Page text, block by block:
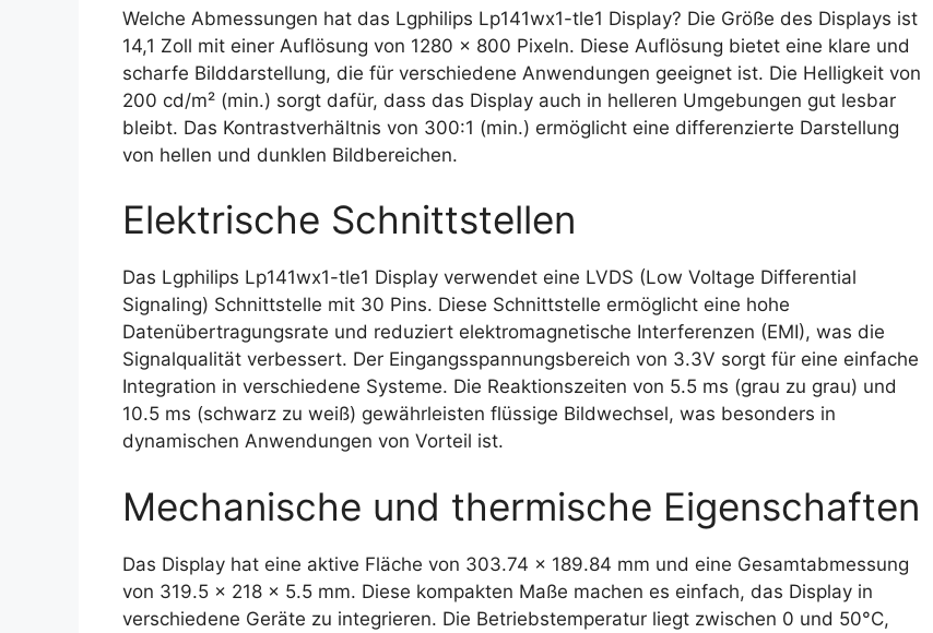
Welche Abmessungen hat das Lgphilips Lp141wx1-tle1 Display? Die Größe des Displays ist
14,1 Zoll mit einer Auflösung von 1280 x 800 Pixeln. Diese Auflösung bietet eine klare und
scharfe Bilddarstellung, die für verschiedene Anwendungen geeignet ist. Die Helligkeit von
200 cd/m² (min.) sorgt dafür, dass das Display auch in helleren Umgebungen gut lesbar
bleibt. Das Kontrastverhältnis von 300:1 (min.) ermöglicht eine differenzierte Darstellung
von hellen und dunklen Bildbereichen.
Elektrische Schnittstellen
Das Lgphilips Lp141wx1-tle1 Display verwendet eine LVDS (Low Voltage Differential
Signaling) Schnittstelle mit 30 Pins. Diese Schnittstelle ermöglicht eine hohe
Datenübertragungsrate und reduziert elektromagnetische Interferenzen (EMI), was die
Signalqualität verbessert. Der Eingangsspannungsbereich von 3.3V sorgt für eine einfache
Integration in verschiedene Systeme. Die Reaktionszeiten von 5.5 ms (grau zu grau) und
10.5 ms (schwarz zu weiß) gewährleisten flüssige Bildwechsel, was besonders in
dynamischen Anwendungen von Vorteil ist.
Mechanische und thermische Eigenschaften
Das Display hat eine aktive Fläche von 303.74 x 189.84 mm und eine Gesamtabmessung
von 319.5 x 218 x 5.5 mm. Diese kompakten Maße machen es einfach, das Display in
verschiedene Geräte zu integrieren. Die Betriebstemperatur liegt zwischen 0 und 50°C,